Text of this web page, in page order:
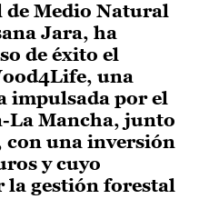
de Medio Natural
Jara, ha
de éxito el
una
impulsada por el
La Mancha, junto
una inversión
y cuyo
la gestión forestal